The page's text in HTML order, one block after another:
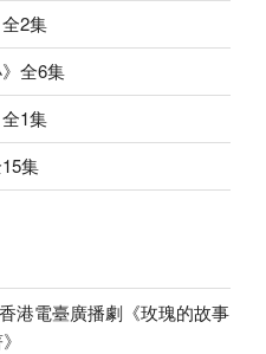
2集
全6集
1集
集
香港電臺廣播劇《玫瑰的故事
》